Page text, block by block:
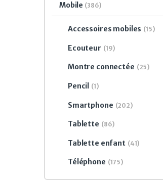
Mobile (386)
Accessoires mobiles (15)
Ecouteur (19)
Montre connectée (25)
Pencil (1)
Smartphone (202)
Tablette (86)
Tablette enfant (41)
Téléphone (175)